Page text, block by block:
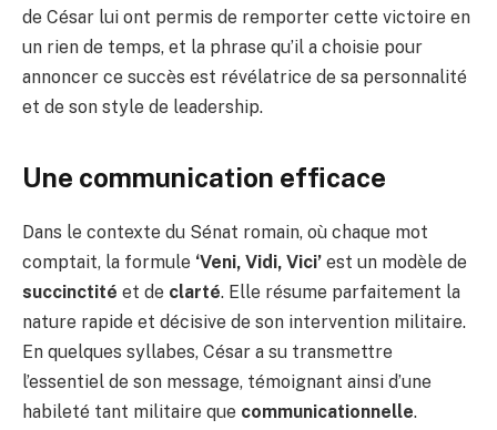
de César lui ont permis de remporter cette victoire en
un rien de temps, et la phrase qu’il a choisie pour
annoncer ce succès est révélatrice de sa personnalité
et de son style de leadership.
Une communication efficace
Dans le contexte du Sénat romain, où chaque mot
comptait, la formule ‘Veni, Vidi, Vici’ est un modèle de
succinctité et de clarté. Elle résume parfaitement la
nature rapide et décisive de son intervention militaire.
En quelques syllabes, César a su transmettre
l’essentiel de son message, témoignant ainsi d’une
habileté tant militaire que communicationnelle.